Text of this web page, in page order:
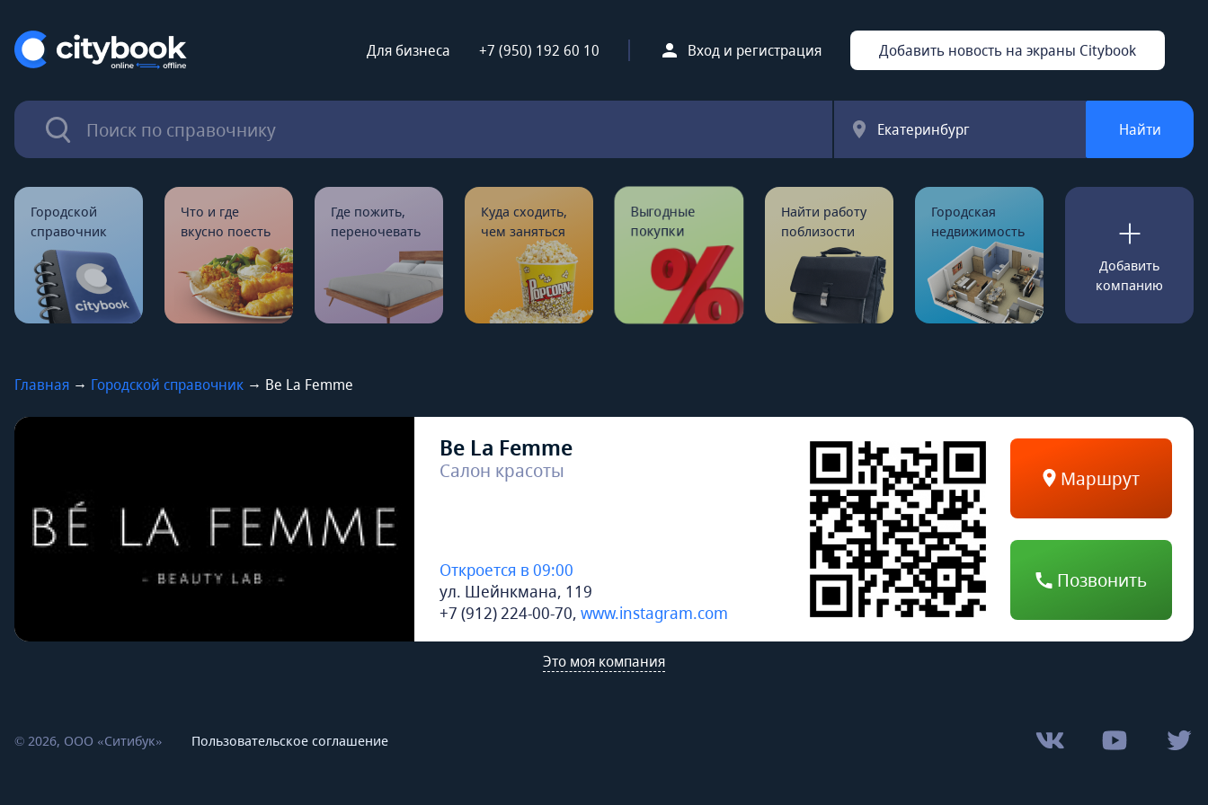
Для бизнеса +7 (950) 192 60 10 Вход и регистрация Добавить новость на экраны Citybook
Екатеринбург Найти
Городской
справочник
Что и где
вкусно поесть
Где пожить,
переночевать
Куда сходить,
чем заняться
Выгодные
покупки
Найти работу
поблизости
Городская
недвижимость
Добавить
компанию
Главная → Городской справочник → Be La Femme
Be La Femme
Салон красоты
Откроется в 09:00
ул. Шейнкмана, 119
+7 (912) 224-00-70, www.instagram.com
Маршрут
Позвонить
Это моя компания
© 2026, ООО «Ситибук» Пользовательское соглашение